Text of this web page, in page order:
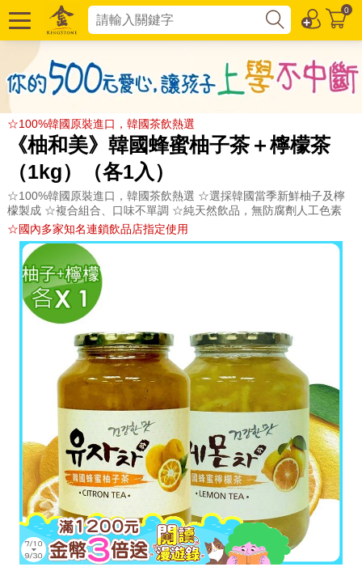
0
☆100%韓國原裝進口，韓國茶飲熱選
《柚和美》韓國蜂蜜柚子茶＋檸檬茶
（1kg）（各1入）
☆100%韓國原裝進口，韓國茶飲熱選 ☆選採韓國當季新鮮柚子及檸
檬製成 ☆複合組合、口味不單調 ☆純天然飲品，無防腐劑人工色素
☆國內多家知名連鎖飲品店指定使用